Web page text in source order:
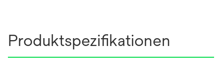
Produktspezifikationen